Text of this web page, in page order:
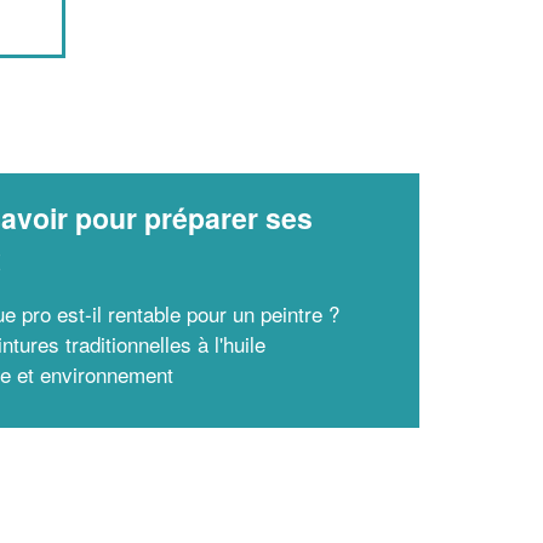
pour préparer ses
pro est-il rentable pour un peintre ?
traditionnelles à l'huile
et environnement